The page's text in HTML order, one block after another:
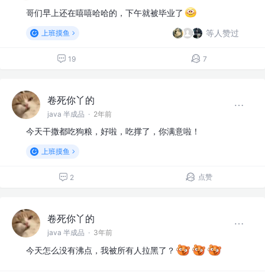
哥们早上还在嘻嘻哈哈的，下午就被毕业了
上班摸鱼 等人赞过
19 7
卷死你丫的
java 半成品 · 2年前
今天干撒都吃狗粮，好啦，吃撑了，你满意啦！
上班摸鱼
2 点赞
卷死你丫的
java 半成品 · 3年前
今天怎么没有沸点，我被所有人拉黑了？